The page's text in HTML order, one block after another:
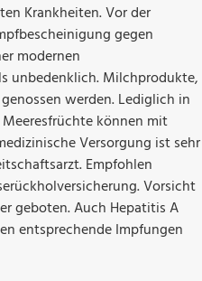
Krankheiten. Vor der
gegen
modernen
unbedenklich. Milchprodukte,
werden. Lediglich in
können mit
Versorgung ist sehr
Empfohlen
Vorsicht
geboten. Auch Hepatitis A
entsprechende Impfungen